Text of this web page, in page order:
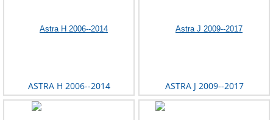
ASTRA H 2006--2014 ASTRA J 2009--2017